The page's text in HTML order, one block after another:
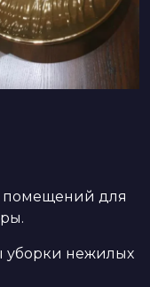
помещений для
уборки нежилых